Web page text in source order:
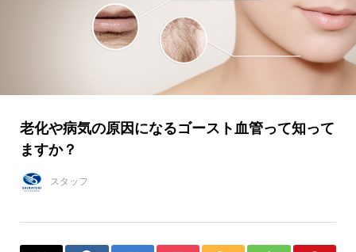
老化や病気の原因になるゴースト血管って知って
ますか？
スタッフ